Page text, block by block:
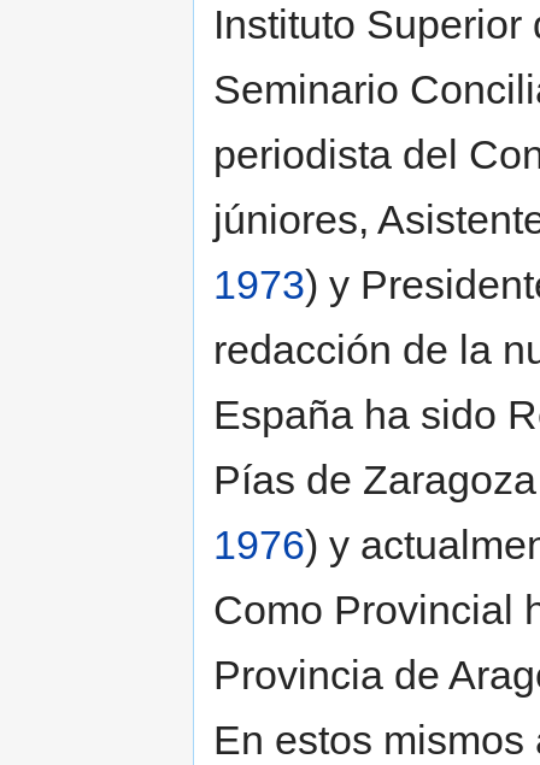
Instituto Superior
Seminario
periodista del
júniores,
1973) y
redacción de la
España ha sido
Pías de
1976) y
Como Provincial
Provincia de
En estos